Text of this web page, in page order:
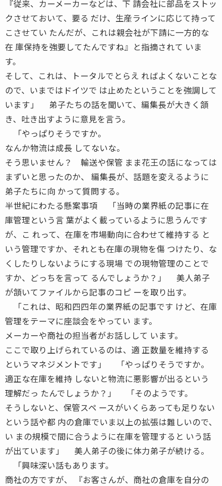
『従来、カーメーカーなどは、下 請会社に部品をストッ
クさせておいて、要る だけ、生産ラインに応じて持って
こさせてい たんだが、これは親会社が下請に一方的な
在 庫保持を強要してたんですね』と指摘されて いま
す。
そして、これは、トータルでとらえ ればよくないことな
ので、いまではドイツで は止めたということを強調して
います」 弟子たちの話を聞いて、編集長が大きく頷
き、吐き出すように意見を言う。
「やっぱりそうですか。
なんか物流は成長 してないな。
そう思いません？ 輸送や保管 まま花王の話になっては
まずいと思ったのか、 編集長が、話題を変えるように
弟子たちに向 かって質問する。
半世紀にわたる懸案事項 「当時の業界紙の記事に在
庫管理という言 葉がよく載っているように思うんです
が、こ れって、在庫を市場動向に合わせて維持する と
いう管理ですか、それとも在庫の現物を傷 つけたり、な
くしたりしないようにする現場 での現物管理のことで
すか、どっちを言って るんでしょうか？」 美人弟子
が頷いてファイルから記事のコピ ーを取り出す。
「これは、昭和四四年の業界紙の記事です けど、在庫
管理をテーマに座談会をやってい ます。
メーカーや商社の担当者がお話しして います。
ここで取り上げられているのは、適 正数量を維持する
というマネジメントです」 「やっぱりそうですか。
適正な在庫を維持 しないと物流に悪影響が出るという
理解だっ たんでしょうか？」 「そのようです。
そうしないと、保管スペ ースがいくらあっても足りない
という話や都 内の倉庫でいま以上の拡張は難しいので、
い まの規模で間に合うように在庫を管理すると いう話
が出ています」 美人弟子の後に体力弟子が続ける。
「興味深い話もあります。
商社の方ですが、 『お客さんが、商社の倉庫を自分の